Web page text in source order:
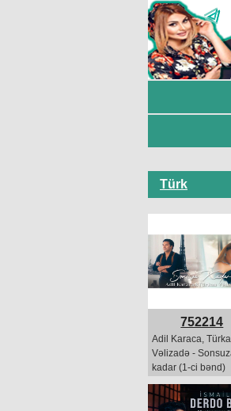
Türk
752214
Adil Karaca,
Vəlizadə -
kadar (1-ci bənd)